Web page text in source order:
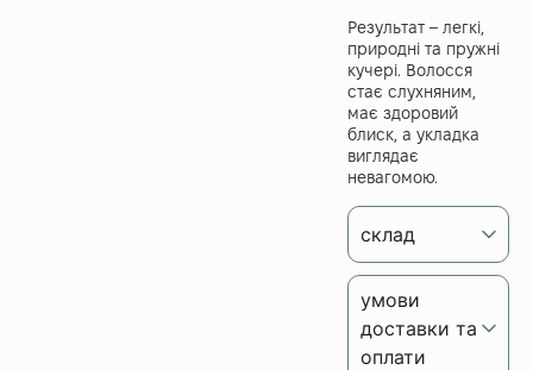
Результат – легкі,
природні та пружні
кучері. Волосся
стає слухняним,
має здоровий
блиск, а укладка
виглядає
невагомою.
склад
умови
доставки та
оплати